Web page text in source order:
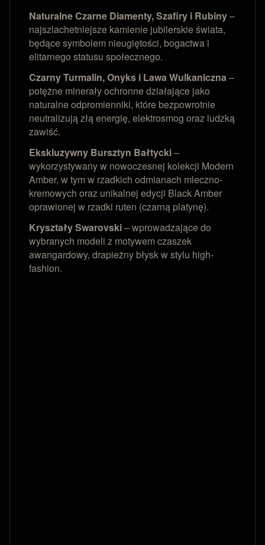
Naturalne Czarne Diamenty, Szafiry i Rubiny–
najszlachetniejsze kamienie jubilerskie świata,
będące symbolem nieugiętości, bogactwa i
elitarnego statusu społecznego.
Czarny Turmalin, Onyks i Lawa Wulkaniczna–
potężne minerały ochronne działające jako
naturalne odpromienniki, które bezpowrotnie
neutralizują złą energię, elektrosmog oraz ludzką
zawiść.
Ekskluzywny Bursztyn Bałtycki–
wykorzystywany w nowoczesnej kolekcji Modern
Amber, w tym w rzadkich odmianach mleczno-
kremowych oraz unikalnej edycji Black Amber
oprawionej w rzadki ruten (czarną platynę).
Kryształy Swarovski– wprowadzające do
wybranych modeli z motywem czaszek
awangardowy, drapieżny błysk w stylu high-
fashion.